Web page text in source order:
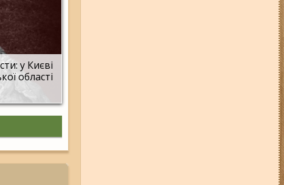
у Києві
області